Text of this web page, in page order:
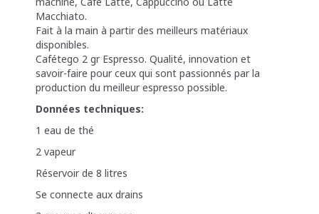
Macchiato.
Fait à la main à partir des meilleurs matériaux
disponibles.
Cafétego 2 gr Espresso. Qualité, innovation et
savoir-faire pour ceux qui sont passionnés par la
production du meilleur espresso possible.
Données techniques:
1 eau de thé
2 vapeur
Réservoir de 8 litres
Se connecte aux drains